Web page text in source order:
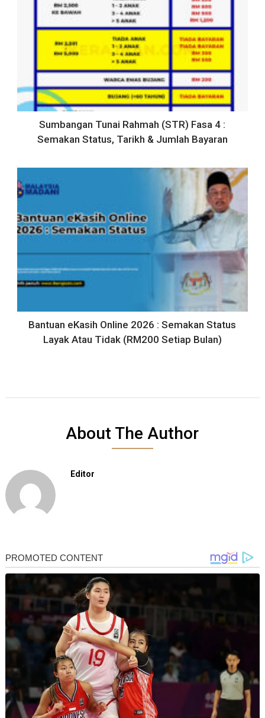
Sumbangan Tunai Rahmah (STR) Fasa 4 :
Semakan Status, Tarikh & Jumlah Bayaran
Bantuan eKasih Online 2026 : Semakan Status
Layak Atau Tidak (RM200 Setiap Bulan)
About The Author
Editor